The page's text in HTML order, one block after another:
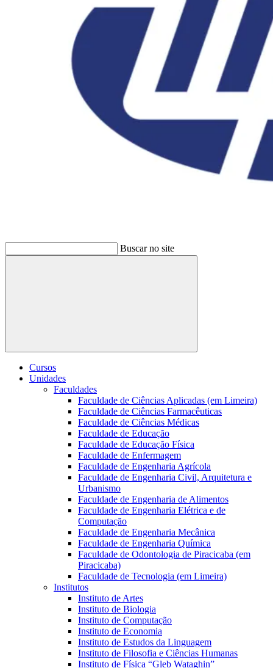
Buscar no site
Buscar
Cursos
Unidades
Faculdades
Faculdade de Ciências Aplicadas (em Limeira)
Faculdade de Ciências Farmacêuticas
Faculdade de Ciências Médicas
Faculdade de Educação
Faculdade de Educação Física
Faculdade de Enfermagem
Faculdade de Engenharia Agrícola
Faculdade de Engenharia Civil, Arquitetura e
Urbanismo
Faculdade de Engenharia de Alimentos
Faculdade de Engenharia Elétrica e de
Computação
Faculdade de Engenharia Mecânica
Faculdade de Engenharia Química
Faculdade de Odontologia de Piracicaba (em
Piracicaba)
Faculdade de Tecnologia (em Limeira)
Institutos
Instituto de Artes
Instituto de Biologia
Instituto de Computação
Instituto de Economia
Instituto de Estudos da Linguagem
Instituto de Filosofia e Ciências Humanas
Instituto de Física “Gleb Wataghin”